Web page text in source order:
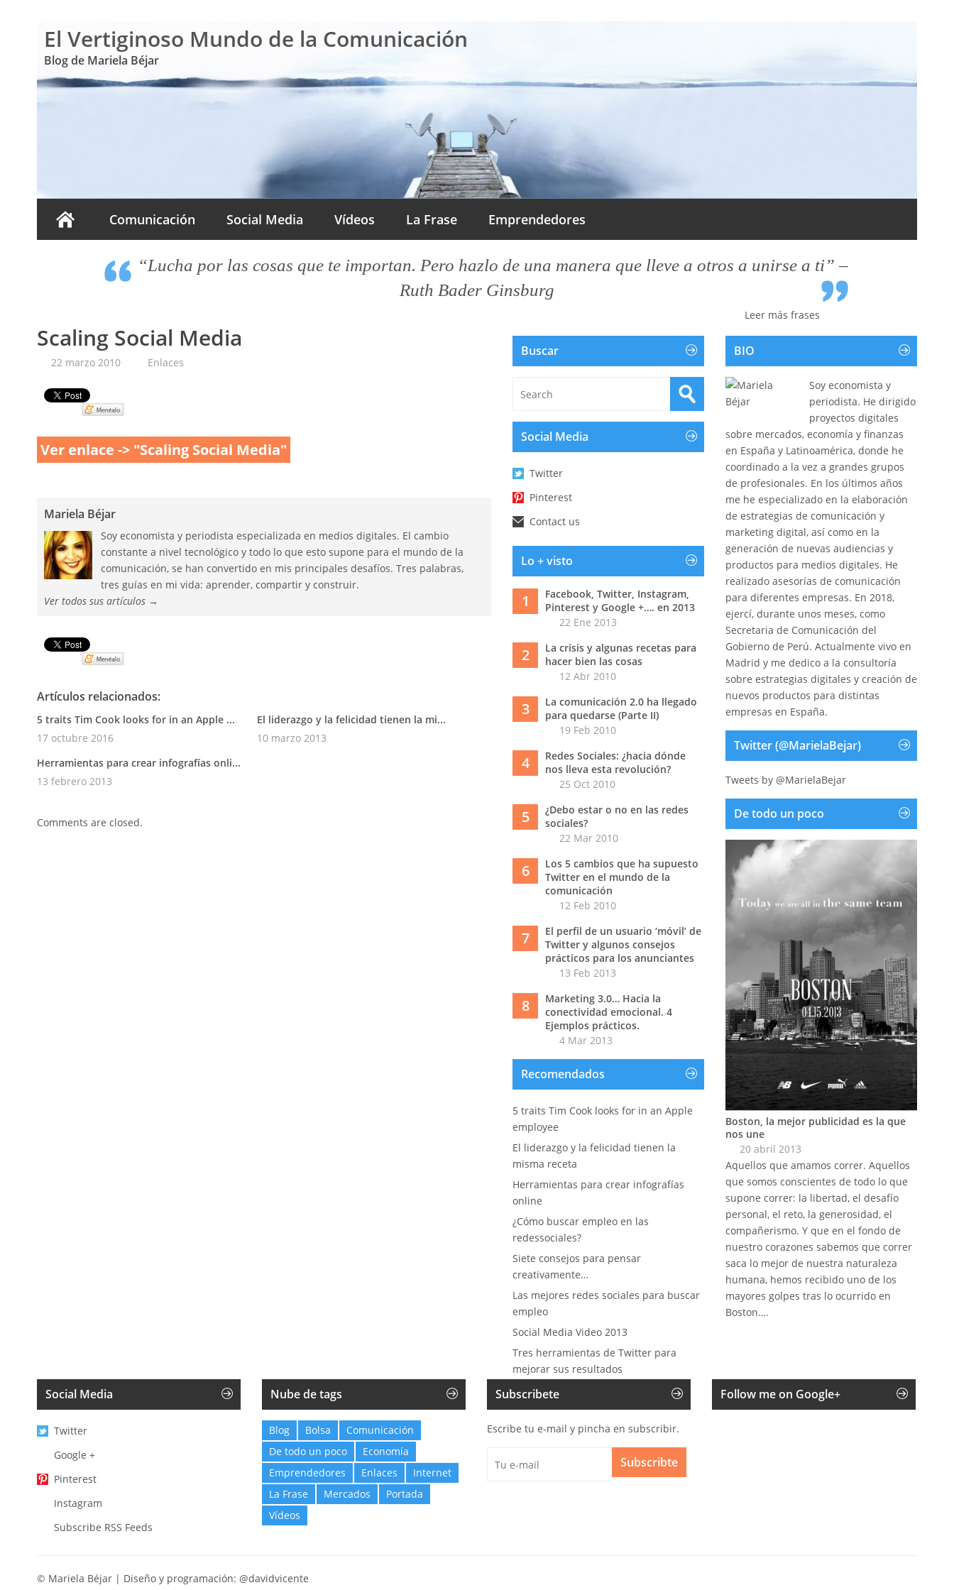
El Vertiginoso Mundo de la Comunicación
Blog de Mariela Béjar
Comunicación Social Media Vídeos La Frase Emprendedores
“Lucha por las cosas que te importan. Pero hazlo de una manera que lleve a otros a unirse a ti” –
Ruth Bader Ginsburg
Leer más frases
Scaling Social Media
22 marzo 2010 Enlaces
Ver enlace -> "Scaling Social Media"
Mariela Béjar
Soy economista y periodista especializada en medios digitales. El cambio
constante a nivel tecnológico y todo lo que esto supone para el mundo de la
comunicación, se han convertido en mis principales desafíos. Tres palabras,
tres guías en mi vida: aprender, compartir y construir.
Ver todos sus artículos →
Artículos relacionados:
5 traits Tim Cook looks for in an Apple ...
17 octubre 2016
El liderazgo y la felicidad tienen la mi...
10 marzo 2013
Herramientas para crear infografías onli...
13 febrero 2013
Comments are closed.
Buscar
Social Media
Twitter
Pinterest
Contact us
Lo + visto
1
Facebook, Twitter, Instagram,
Pinterest y Google +…. en 2013
22 Ene 2013
2
La crisis y algunas recetas para
hacer bien las cosas
12 Abr 2010
3
La comunicación 2.0 ha llegado
para quedarse (Parte II)
19 Feb 2010
4
Redes Sociales: ¿hacia dónde
nos lleva esta revolución?
25 Oct 2010
5
¿Debo estar o no en las redes
sociales?
22 Mar 2010
6
Los 5 cambios que ha supuesto
Twitter en el mundo de la
comunicación
12 Feb 2010
7
El perfil de un usuario ‘móvil’ de
Twitter y algunos consejos
prácticos para los anunciantes
13 Feb 2013
8
Marketing 3.0… Hacia la
conectividad emocional. 4
Ejemplos prácticos.
4 Mar 2013
Recomendados
5 traits Tim Cook looks for in an Apple
employee
El liderazgo y la felicidad tienen la
misma receta
Herramientas para crear infografías
online
¿Cómo buscar empleo en las
redessociales?
Siete consejos para pensar
creativamente…
Las mejores redes sociales para buscar
empleo
Social Media Video 2013
Tres herramientas de Twitter para
mejorar sus resultados
BIO
Soy economista y
periodista. He dirigido
proyectos digitales
sobre mercados, economía y finanzas
en España y Latinoamérica, donde he
coordinado a la vez a grandes grupos
de profesionales. En los últimos años
me he especializado en la elaboración
de estrategias de comunicación y
marketing digital, así como en la
generación de nuevas audiencias y
productos para medios digitales. He
realizado asesorías de comunicación
para diferentes empresas. En 2018,
ejercí, durante unos meses, como
Secretaria de Comunicación del
Gobierno de Perú. Actualmente vivo en
Madrid y me dedico a la consultoría
sobre estrategias digitales y creación de
nuevos productos para distintas
empresas en España.
Twitter (@MarielaBejar)
Tweets by @MarielaBejar
De todo un poco
Boston, la mejor publicidad es la que
nos une
20 abril 2013
Aquellos que amamos correr. Aquellos
que somos conscientes de todo lo que
supone correr: la libertad, el desafío
personal, el reto, la generosidad, el
compañerismo. Y que en el fondo de
nuestro corazones sabemos que correr
saca lo mejor de nuestra naturaleza
humana, hemos recibido uno de los
mayores golpes tras lo ocurrido en
Boston….
Social Media
Twitter
Google +
Pinterest
Instagram
Subscribe RSS Feeds
Nube de tags
Blog Bolsa
Comunicación
De todo un poco
Economía
Emprendedores
Enlaces
Internet
La Frase
Mercados
Portada
Vídeos
Subscribete
Escribe tu e-mail y pincha en subscribir.
Subscribte
Follow me on Google+
© Mariela Béjar | Diseño y programación: @davidvicente